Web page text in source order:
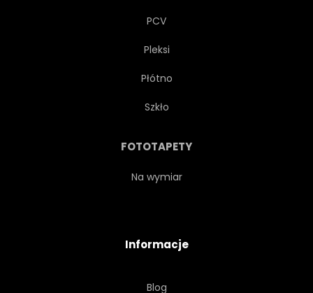
PCV
Pleksi
Płótno
Szkło
FOTOTAPETY
Na wymiar
Informacje
Blog